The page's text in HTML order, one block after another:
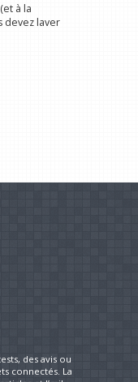
à la
devez laver
des avis ou
connectés. La